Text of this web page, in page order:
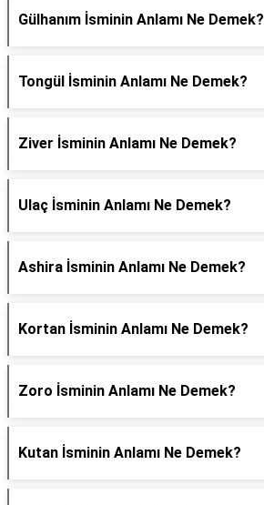
Gülhanım İsminin Anlamı Ne Demek?
Tongül İsminin Anlamı Ne Demek?
Ziver İsminin Anlamı Ne Demek?
Ulaç İsminin Anlamı Ne Demek?
Ashira İsminin Anlamı Ne Demek?
Kortan İsminin Anlamı Ne Demek?
Zoro İsminin Anlamı Ne Demek?
Kutan İsminin Anlamı Ne Demek?